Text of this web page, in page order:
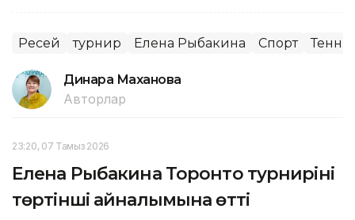
Ресей турнир Елена Рыбакина Спорт
Динара Маханова
Авторлар
23:20, 07 Тамыз 2026
Елена Рыбакина Торонто турнирінің
төртінші айналымына өтті